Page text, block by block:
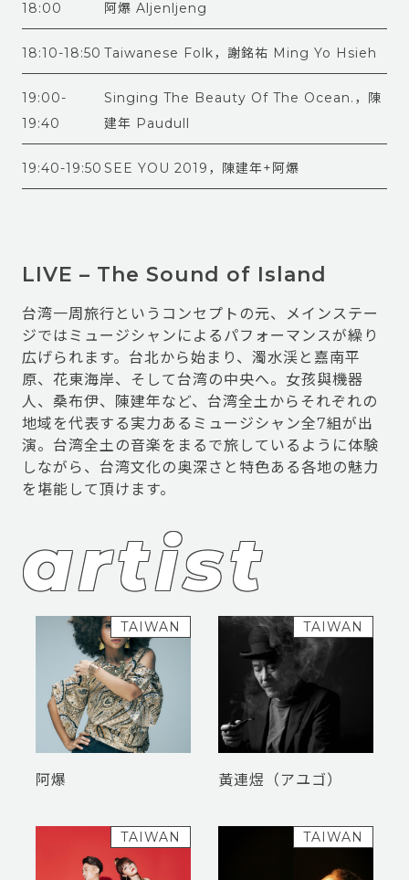
18:00 阿爆 Aljenljeng
18:10-18:50 Taiwanese Folk，謝銘祐 Ming Yo Hsieh
19:00-
19:40
Singing The Beauty Of The Ocean.，陳
建年 Paudull
19:40-19:50 SEE YOU 2019，陳建年+阿爆
LIVE – The Sound of Island
台湾一周旅行というコンセプトの元、メインステー
ジではミュージシャンによるパフォーマンスが繰り
広げられます。台北から始まり、濁水渓と嘉南平
原、花東海岸、そして台湾の中央へ。女孩與機器
人、桑布伊、陳建年など、台湾全土からそれぞれの
地域を代表する実力あるミュージシャン全7組が出
演。台湾全土の音楽をまるで旅しているように体験
しながら、台湾文化の奥深さと特色ある各地の魅力
を堪能して頂けます。
artist
TAIWAN
阿爆
TAIWAN
黃連煜（アユゴ）
TAIWAN TAIWAN